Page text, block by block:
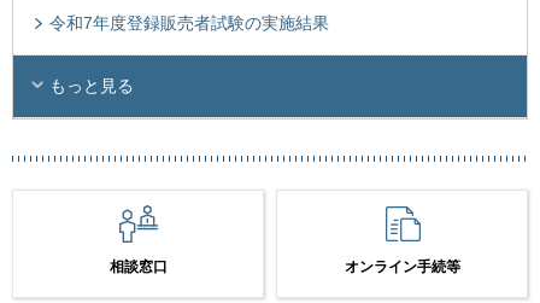
令和7年度登録販売者試験の実施結果
もっと見る
相談窓口 オンライン手続等